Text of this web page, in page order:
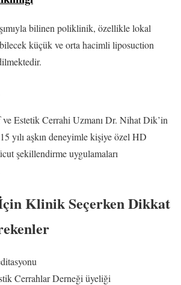
bilinen poliklinik, özellikle lokal
küçük ve orta hacimli liposuction
Estetik Cerrahi Uzmanı Dr. Nihat Dik’in
yılı aşkın deneyimle kişiye özel HD
şekillendirme uygulamaları
Klinik Seçerken Dikkat
Cerrahlar Derneği üyeliği